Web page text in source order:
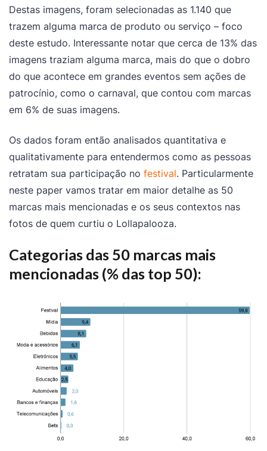
Destas imagens, foram selecionadas as 1.140 que
trazem alguma marca de produto ou serviço – foco
deste estudo. Interessante notar que cerca de 13% das
imagens traziam alguma marca, mais do que o dobro
do que acontece em grandes eventos sem ações de
patrocínio, como o carnaval, que contou com marcas
em 6% de suas imagens.
Os dados foram então analisados quantitativa e
qualitativamente para entendermos como as pessoas
retratam sua participação no festival. Particularmente
neste paper vamos tratar em maior detalhe as 50
marcas mais mencionadas e os seus contextos nas
fotos de quem curtiu o Lollapalooza.
Categorias das 50 marcas mais
mencionadas (% das top 50):